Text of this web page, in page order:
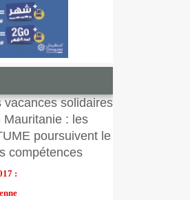
solidaires
Mauritanie : les
poursuivent le
compétences
: